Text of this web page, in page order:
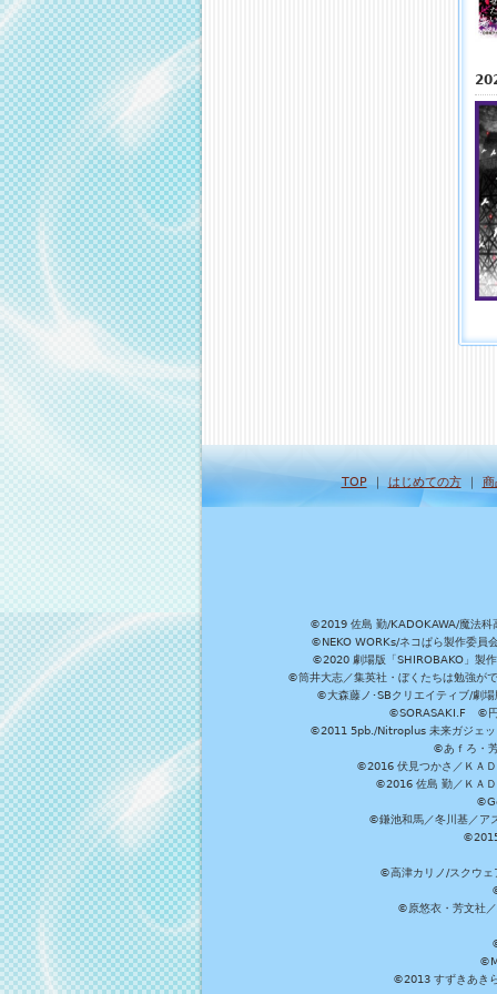
TOP｜ はじめての方｜ 商
©2019 佐島 勤/KADOKAWA/魔法
©NEKO WORKs/ネコぱら製作委員
©2020 劇場版「SHIROBAKO」製
©筒井大志／集英社・ぼくたちは勉強
©大森藤ノ･SBクリエイティブ/劇
©SORASAKI.F ©円
©2011 5pb./Nitroplus 未来ガジェ
©あｆろ・
©2016 伏見つかさ／ＫＡ
©2016 佐島 勤／ＫＡ
©鎌池和馬／冬川基／ア
©高津カリノ/スクウ
©原悠衣・芳文社
©2013 すずきあき